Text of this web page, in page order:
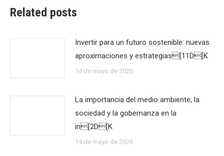
Related posts
Invertir para un futuro sostenible: nuevas
aproximaciones y estrategias[11D[K
14 de mayo de 2026
La importancia del medio ambiente, la
sociedad y la gobernanza en la
in[2D[K
14 de mayo de 2026